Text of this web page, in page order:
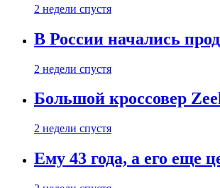
2 недели спустя
В России начались
2 недели спустя
Большой кроссовер
2 недели спустя
Ему 43 года, а его еще